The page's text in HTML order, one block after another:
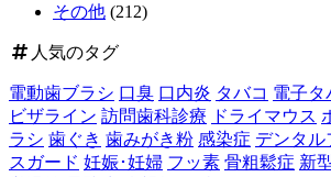
その他 (212)
人気のタグ
電動歯ブラシ 口臭 口内炎 タバコ 電子タ
ビザライン 訪問歯科診療 ドライマウス
ラシ 歯ぐき 歯みがき粉 感染症 デンタル
スガード 妊娠･妊婦 フッ素 骨粗鬆症 新